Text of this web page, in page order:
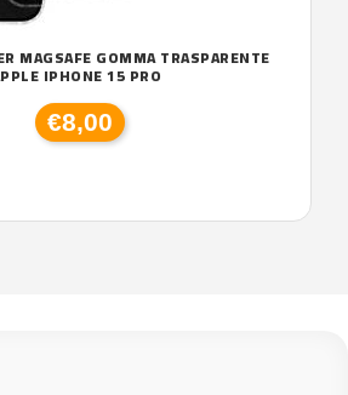
MAGSAFE GOMMA TRASPARENTE
IPHONE 15 PRO
€8,00